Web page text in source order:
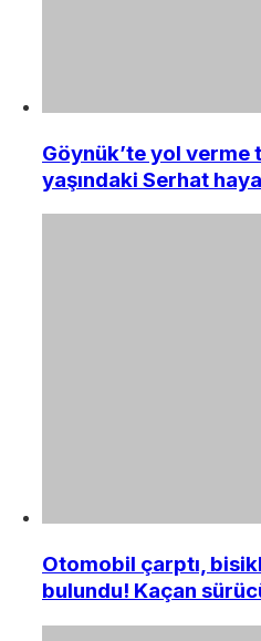
Göynük’te yol verme
yaşındaki Serhat
Otomobil çarptı,
bulundu! Kaçan